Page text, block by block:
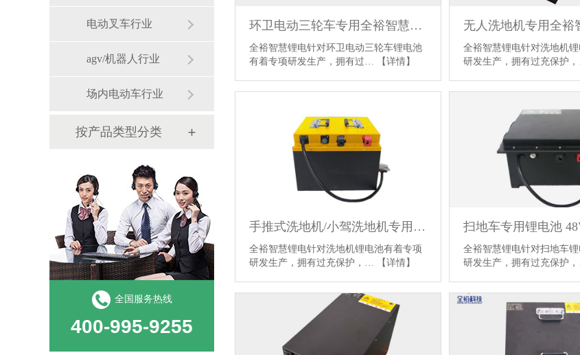
电动叉车行业
agv/机器人行业
场内电动车行业
按产品类型分类
全国服务热线
400-995-9255
环卫电动三轮车专用全裕智慧锂电池72V100AH
全裕智慧锂电针对环卫电动三轮车锂电池
有着专项研发生产，拥有过…
【详情】
全裕智慧锂电针对洗地机
研发生产，拥有过充保护
手推式洗地机/小驾洗地机专用全裕智慧锂电 24V120AH
全裕智慧锂电针对洗地机锂电池有着专项
研发生产，拥有过充保护，…
【详情】
扫地车专用锂电池
全裕智慧锂电针对扫地车
研发生产，拥有过充保护